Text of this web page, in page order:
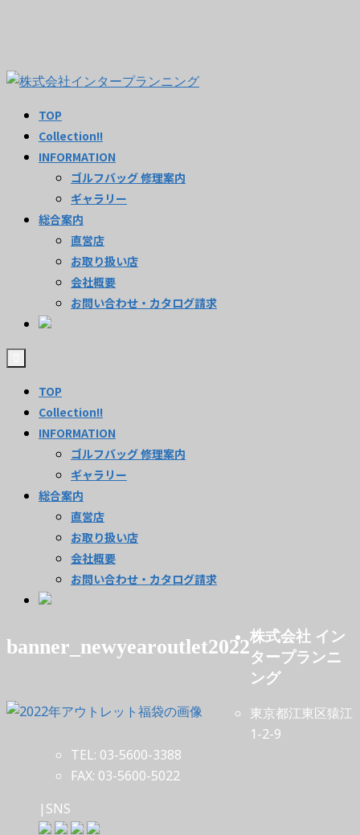
TOP
Collection!!
INFORMATION
ゴルフバッグ 修理案内
ギャラリー
総合案内
直営店
お取り扱い店
会社概要
お問い合わせ・カタログ請求
TOP
Collection!!
INFORMATION
ゴルフバッグ 修理案内
ギャラリー
総合案内
直営店
お取り扱い店
会社概要
お問い合わせ・カタログ請求
banner_newyearoutlet2022
株式会社 イン
タープランニ
ング
東京都江東区猿江
1-2-9
TEL: 03-5600-3388
FAX: 03-5600-5022
|SNS